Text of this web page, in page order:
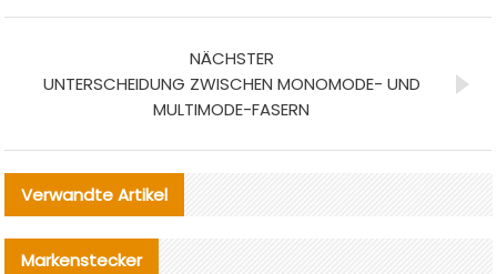
NÄCHSTER
UNTERSCHEIDUNG ZWISCHEN MONOMODE- UND
MULTIMODE-FASERN
Verwandte Artikel
Markenstecker